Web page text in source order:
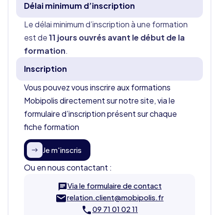
Délai minimum d’inscription
Le délai minimum d’inscription à une formation
est de11 jours ouvrés avant le début de la
formation.
Inscription
Vous pouvez vous inscrire aux formations
Mobipolis directement sur notre site, via le
formulaire d’inscription présent sur chaque
fiche formation
Je m'inscris
Ou en nous contactant :
Via le formulaire de contact
relation.client@mobipolis.fr
09 71 01 02 11